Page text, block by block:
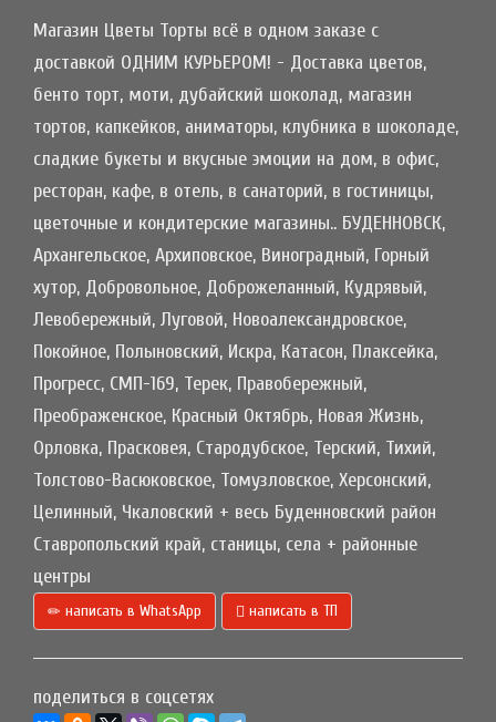
Магазин Цветы Торты всё в одном заказе с
доставкой ОДНИМ КУРЬЕРОМ! - Доставка цветов,
бенто торт, моти, дубайский шоколад, магазин
тортов, капкейков, аниматоры, клубника в шоколаде,
сладкие букеты и вкусные эмоции на дом, в офис,
ресторан, кафе, в отель, в санаторий, в гостиницы,
цветочные и кондитерские магазины.. БУДЕННОВСК,
Архангельское, Архиповское, Виноградный, Горный
хутор, Добровольное, Доброжеланный, Кудрявый,
Левобережный, Луговой, Новоалександровское,
Покойное, Полыновский, Искра, Катасон, Плаксейка,
Прогресс, СМП-169, Терек, Правобережный,
Преображенское, Красный Октябрь, Новая Жизнь,
Орловка, Прасковея, Стародубское, Терский, Тихий,
Толстово-Васюковское, Томузловское, Херсонский,
Целинный, Чкаловский + весь Буденновский район
Ставропольский край, станицы, села + районные
центры
написать в WhatsApp написать в ТП
поделиться в соцсетях